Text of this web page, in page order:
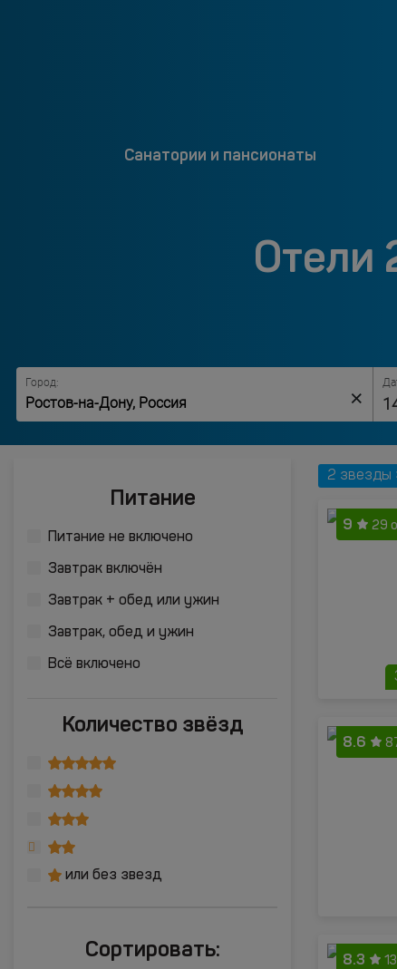
Санатории и пансионаты
Отели
Город:
×
Питание
Питание не включено
Завтрак включён
Завтрак + обед или ужин
Завтрак, обед и ужин
Всё включено
Количество звёзд
или без звезд
Сортировать:
2 звезды
9 29
8.6
8.3